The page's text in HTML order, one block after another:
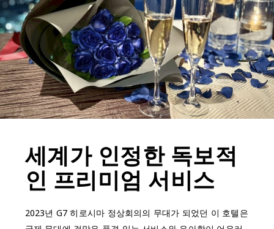
세계가 인정한 독보적
인 프리미엄 서비스
2023년 G7 히로시마 정상회의의 무대가 되었던 이 호텔은